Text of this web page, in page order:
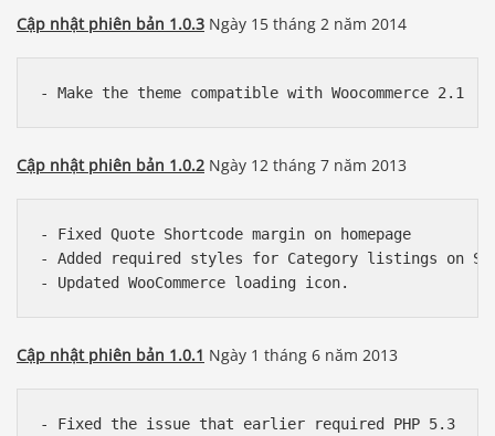
Cập nhật phiên bản 1.0.3 Ngày 15 tháng 2 năm 2014
- Make the theme compatible with Woocommerce 2.1
Cập nhật phiên bản 1.0.2 Ngày 12 tháng 7 năm 2013
- Fixed Quote Shortcode margin on homepage
- Added required styles for Category listings on
Cập nhật phiên bản 1.0.1 Ngày 1 tháng 6 năm 2013
- Fixed the issue that earlier required PHP 5.3